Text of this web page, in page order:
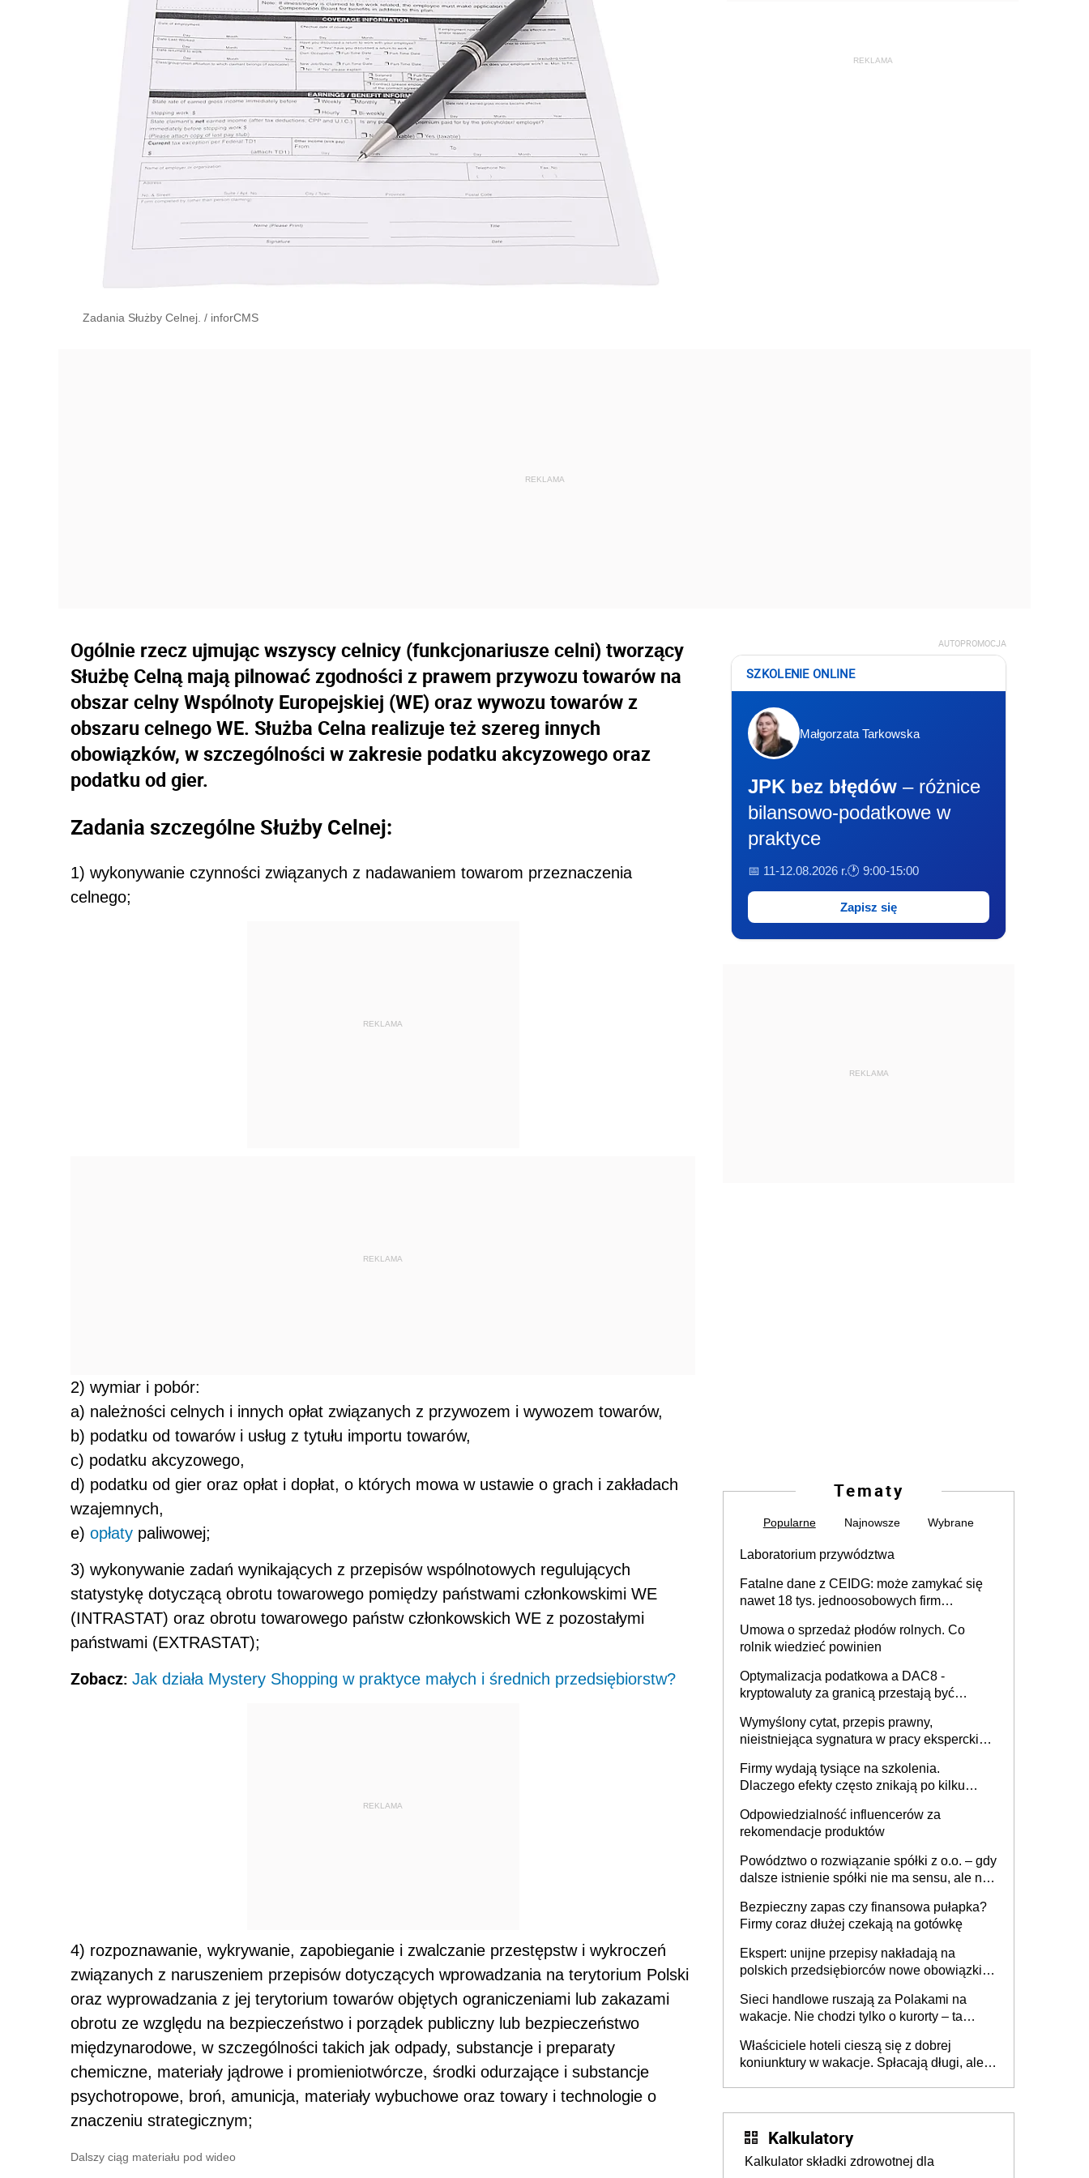
Zadania Służby Celnej. / inforCMS
Ogólnie rzecz ujmując wszyscy celnicy (funkcjonariusze celni) tworzący
Służbę Celną mają pilnować zgodności z prawem przywozu towarów na
obszar celny Wspólnoty Europejskiej (WE) oraz wywozu towarów z
obszaru celnego WE. Służba Celna realizuje też szereg innych
obowiązków, w szczególności w zakresie podatku akcyzowego oraz
podatku od gier.
Zadania szczególne Służby Celnej:
1) wykonywanie czynności związanych z nadawaniem towarom przeznaczenia
celnego;
REKLAMA
REKLAMA
2) wymiar i pobór:
a) należności celnych i innych opłat związanych z przywozem i wywozem towarów,
b) podatku od towarów i usług z tytułu importu towarów,
c) podatku akcyzowego,
d) podatku od gier oraz opłat i dopłat, o których mowa w ustawie o grach i zakładach
wzajemnych,
e) opłaty paliwowej;
3) wykonywanie zadań wynikających z przepisów wspólnotowych regulujących
statystykę dotyczącą obrotu towarowego pomiędzy państwami członkowskimi WE
(INTRASTAT) oraz obrotu towarowego państw członkowskich WE z pozostałymi
państwami (EXTRASTAT);
Zobacz: Jak działa Mystery Shopping w praktyce małych i średnich przedsiębiorstw?
REKLAMA
4) rozpoznawanie, wykrywanie, zapobieganie i zwalczanie przestępstw i wykroczeń
związanych z naruszeniem przepisów dotyczących wprowadzania na terytorium Polski
oraz wyprowadzania z jej terytorium towarów objętych ograniczeniami lub zakazami
obrotu ze względu na bezpieczeństwo i porządek publiczny lub bezpieczeństwo
międzynarodowe, w szczególności takich jak odpady, substancje i preparaty
chemiczne, materiały jądrowe i promieniotwórcze, środki odurzające i substancje
psychotropowe, broń, amunicja, materiały wybuchowe oraz towary i technologie o
znaczeniu strategicznym;
Dalszy ciąg materiału pod wideo
AUTOPROMOCJA
SZKOLENIE ONLINE
Małgorzata Tarkowska
JPK bez błędów – różnice
bilansowo-podatkowe w
praktyce
📅 11-12.08.2026 r.🕐 9:00-15:00
Zapisz się
REKLAMA
Tematy
Popularne Najnowsze Wybrane
Laboratorium przywództwa
Fatalne dane z CEIDG: może zamykać się
nawet 18 tys. jednoosobowych firm
Umowa o sprzedaż płodów rolnych. Co
rolnik wiedzieć powinien
Optymalizacja podatkowa a DAC8 -
kryptowaluty za granicą przestają być
Wymyślony cytat, przepis prawny,
nieistniejąca sygnatura w pracy eksperckiej -
firmie
Firmy wydają tysiące na szkolenia.
Dlaczego efekty często znikają po kilku
Odpowiedzialność influencerów za
rekomendacje produktów
Powództwo o rozwiązanie spółki z o.o. – gdy
dalsze istnienie spółki nie ma sensu, ale nie
Bezpieczny zapas czy finansowa pułapka?
Firmy coraz dłużej czekają na gotówkę
Ekspert: unijne przepisy nakładają na
polskich przedsiębiorców nowe obowiązki w
Sieci handlowe ruszają za Polakami na
wakacje. Nie chodzi tylko o kurorty – ta
tam, gdzie wielu spędzi urlop po cichu
Właściciele hoteli cieszą się z dobrej
koniunktury w wakacje. Spłacają długi, ale
Kalkulatory
Kalkulator składki zdrowotnej dla